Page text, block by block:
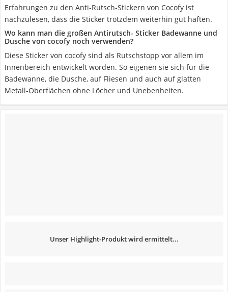
Erfahrungen zu den Anti-Rutsch-Stickern von Cocofy ist
nachzulesen, dass die Sticker trotzdem weiterhin gut haften.
Wo kann man die großen Antirutsch- Sticker Badewanne und
Dusche von cocofy noch verwenden?
Diese Sticker von cocofy sind als Rutschstopp vor allem im
Innenbereich entwickelt worden. So eigenen sie sich für die
Badewanne, die Dusche, auf Fliesen und auch auf glatten
Metall-Oberflächen ohne Löcher und Unebenheiten.
Unser Highlight-Produkt wird ermittelt...